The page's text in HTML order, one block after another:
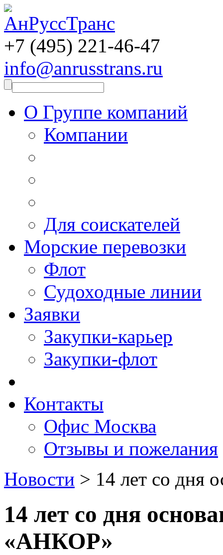
+7 (495) 221-46-47
info@anrusstrans.ru
О Группе компаний
Компании
Для соискателей
Морские перевозки
Флот
Судоходные линии
Заявки
Закупки-карьер
Закупки-флот
Контакты
Офис Москва
Отзывы и пожелания
Новости > 14 лет со дня
14 лет со дня
«АНКОР»